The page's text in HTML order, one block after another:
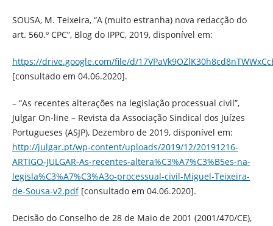
SOUSA, M. Teixeira, “A (muito estranha) nova redacção do
art. 560.º CPC”, Blog do IPPC, 2019, disponível em:
https://drive.google.com/file/d/
[consultado em 04.06.2020].
– “As recentes alterações na legislação processual civil”,
Julgar On-line – Revista da Associação Sindical dos Juízes
Portugueses (ASJP), Dezembro de 2019, disponível em:
http://julgar.pt/wp-content/uploads/2019/12/20191216-
ARTIGO-JULGAR-As-recentes-altera%C3%A7%C3%B5es-na-
legisla%C3%A7%C3%A3o-processual-civil-Miguel-Teixeira-
de-Sousa-v2.pdf[consultado em 04.06.2020].
Decisão do Conselho de 28 de Maio de 2001 (2001/470/CE),